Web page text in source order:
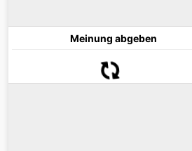
Meinung abgeben